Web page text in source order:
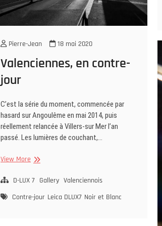
Pierre-Jean 18 mai 2020
Valenciennes, en contre-
jour
C’est la série du moment, commencée par
hasard sur Angoulême en mai 2014, puis
réellement relancée à Villers-sur Mer l’an
passé. Les lumières de couchant,…
View More Valenciennes,
contre-
D-LUX 7 Gallery Valenciennois
Contre-jour Leica DLUX7 Noir et Blanc